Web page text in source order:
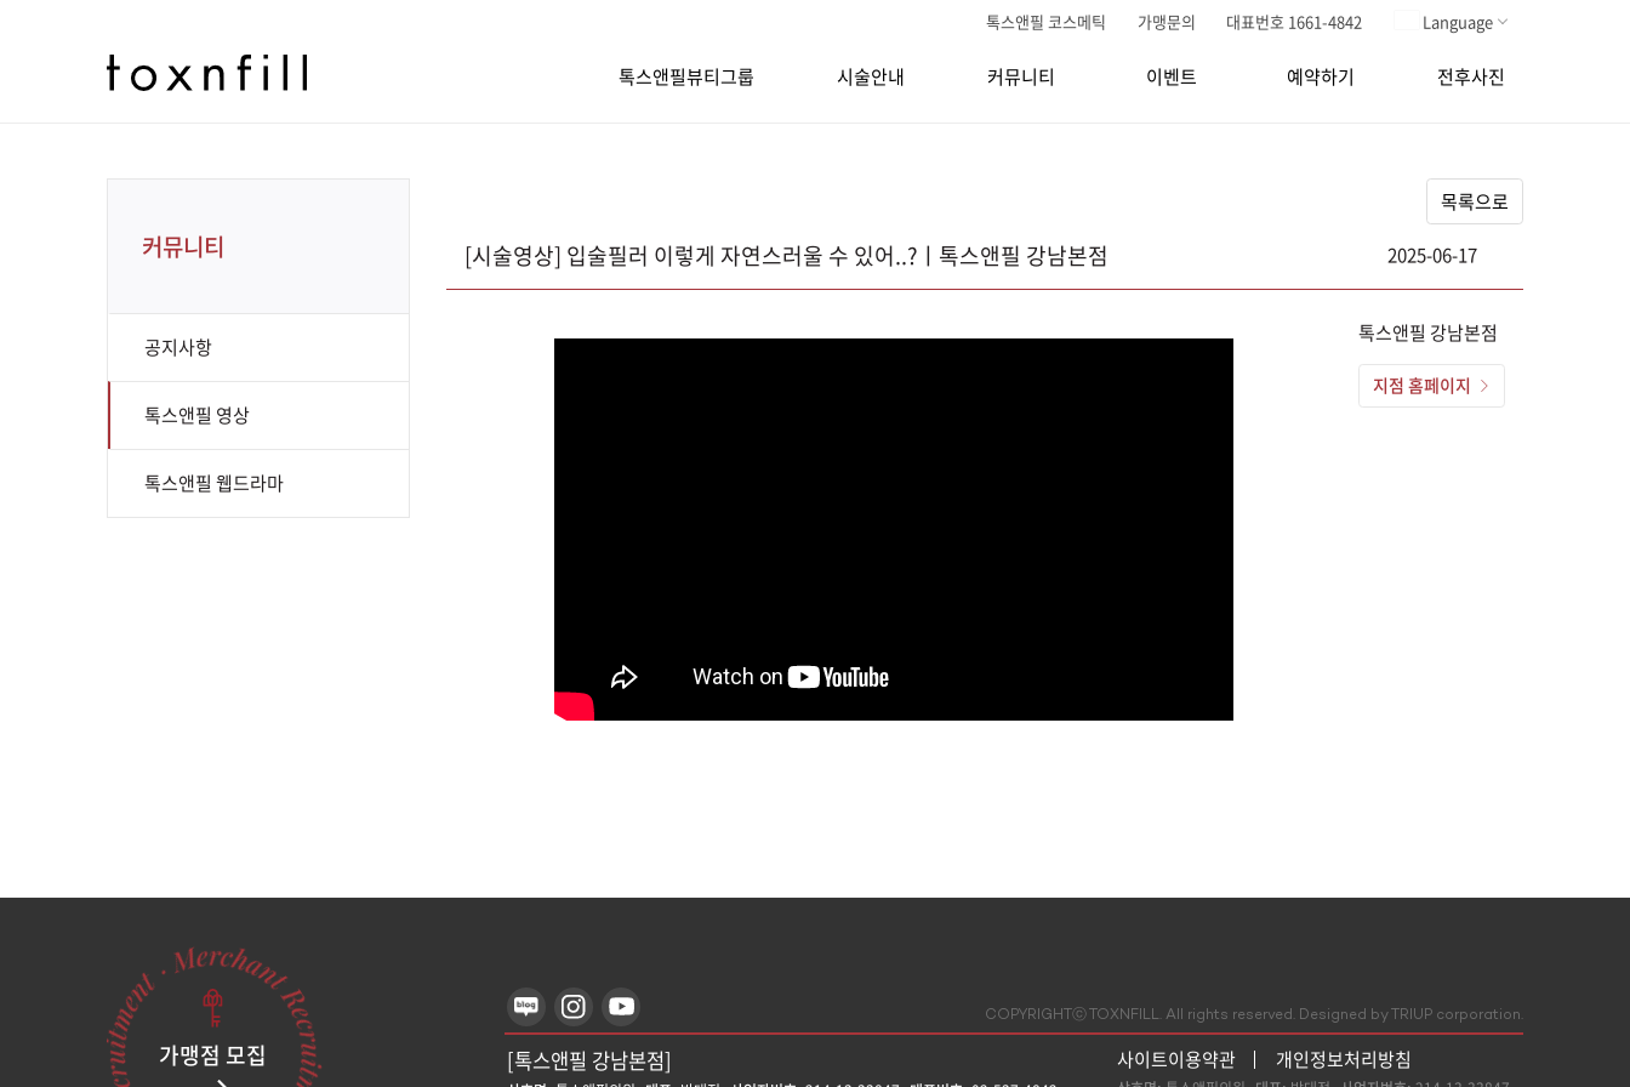
톡스앤필 코스메틱 가맹문의 대표번호 1661-4842 Language
톡스앤필뷰티그룹 시술안내 커뮤니티 이벤트 예약하기 전후사진
커뮤니티
공지사항
톡스앤필 영상
톡스앤필 웹드라마
목록으로
[시술영상] 입술필러 이렇게 자연스러울 수 있어..?ㅣ톡스앤필 강남본점 2025-06-17
톡스앤필 강남본점
지점 홈페이지
가맹점 모집
COPYRIGHTⓒ TOXNFILL. All rights reserved. Designed by TRIUP corporation.
[톡스앤필 강남본점] 사이트이용약관 개인정보처리방침